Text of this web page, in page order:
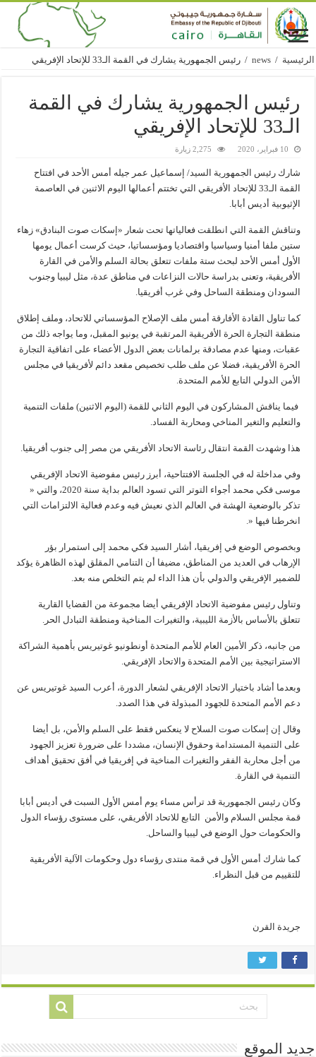
الرئيسية /
news
/ رئيس الجمهورية يشارك في القمة الـ33 للإتحاد الإفريقي
رئيس الجمهورية يشارك في القمة
الـ33 للإتحاد الإفريقي
10 فبراير، 2020 2,275 زيارة
شارك رئيس الجمهورية السيد/ إسماعيل عمر جيله أمس الأحد في افتتاح
القمة الـ33 للإتحاد الأفريقي التي تختتم أعمالها اليوم الاثنين في العاصمة
الإثيوبية أديس أبابا.
وتناقش القمة التي انطلقت فعالياتها تحت شعار «إسكات صوت البنادق» زهاء
ستين ملفا أمنيا وسياسيا واقتصاديا ومؤسساتيا، حيث كرست أعمال يومها
الأول أمس الأحد لبحث ستة ملفات تتعلق بحالة السلم والأمن في القارة
الأفريقية، وتعنى بدراسة حالات النزاعات في مناطق عدة، مثل ليبيا وجنوب
السودان ومنطقة الساحل وفي غرب أفريقيا.
كما تناول القادة الأفارقة أمس ملف الإصلاح المؤسساتي للاتحاد، وملف إطلاق
منطقة التجارة الحرة الأفريقية المرتقبة في يونيو المقبل، وما يواجه ذلك من
عقبات، ومنها عدم مصادقة برلمانات بعض الدول الأعضاء على اتفاقية التجارة
الحرة الأفريقية، فضلا عن ملف طلب تخصيص مقعد دائم لأفريقيا في مجلس
الأمن الدولي التابع للأمم المتحدة.
فيما يناقش المشاركون في اليوم الثاني للقمة (اليوم الاثنين) ملفات التنمية
والتعليم والتغير المناخي ومحاربة الفساد.
هذا وشهدت القمة انتقال رئاسة الاتحاد الأفريقي من مصر إلى جنوب أفريقيا.
وفي مداخلة له في الجلسة الافتتاحية، أبرز رئيس مفوضية الاتحاد الإفريقي
موسى فكي محمد أجواء التوتر التي تسود العالم بداية سنة 2020، والتي «
تذكر بالوضعية الهشة في العالم الذي نعيش فيه وعدم فعالية الالتزامات التي
انخرطنا فيها «.
وبخصوص الوضع في إفريقيا، أشار السيد فكي محمد إلى استمرار بؤر
الإرهاب في العديد من المناطق، مضيفا أن التنامي المقلق لهذه الظاهرة يؤكد
للضمير الإفريقي والدولي بأن هذا الداء لم يتم التخلص منه بعد.
وتناول رئيس مفوضية الاتحاد الإفريقي أيضا مجموعة من القضايا القارية
تتعلق بالأساس بالأزمة الليبية، والتغيرات المناخية ومنطقة التبادل الحر.
من جانبه، ذكر الأمين العام للأمم المتحدة أونطونيو غوتيريس بأهمية الشراكة
الاستراتيجية بين الأمم المتحدة والاتحاد الإفريقي.
وبعدما أشاد باختيار الاتحاد الإفريقي لشعار الدورة، أعرب السيد غوتيريس عن
دعم الأمم المتحدة للجهود المبذولة في هذا الصدد.
وقال إن إسكات صوت السلاح لا ينعكس فقط على السلم والأمن، بل أيضا
على التنمية المستدامة وحقوق الإنسان، مشددا على ضرورة تعزيز الجهود
من أجل محاربة الفقر والتغيرات المناخية في إفريقيا في أفق تحقيق أهداف
التنمية في القارة.
وكان رئيس الجمهورية قد ترأس مساء يوم أمس الأول السبت في أديس أبابا
قمة مجلس السلام والأمن التابع للاتحاد الأفريقي، على مستوى رؤساء الدول
والحكومات حول الوضع في ليبيا والساحل.
كما شارك أمس الأول في قمة منتدى رؤساء دول وحكومات الآلية الأفريقية
للتقييم من قبل النظراء.
جريدة القرن
جديد الموقع